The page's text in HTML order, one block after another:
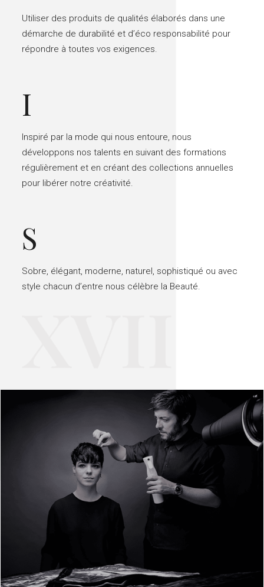
Utiliser des produits de qualités élaborés dans une
démarche de durabilité et d’éco responsabilité pour
répondre à toutes vos exigences.
I
Inspiré par la mode qui nous entoure, nous
développons nos talents en suivant des formations
régulièrement et en créant des collections annuelles
pour libérer notre créativité.
S
Sobre, élégant, moderne, naturel, sophistiqué ou avec
style chacun d’entre nous célèbre la Beauté.